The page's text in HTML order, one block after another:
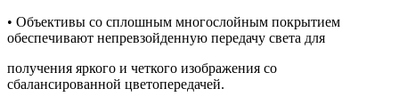
• Объективы со сплошным многослойным покрытием
обеспечивают непревзойденную передачу света для
получения яркого и четкого изображения со
сбалансированной цветопередачей.